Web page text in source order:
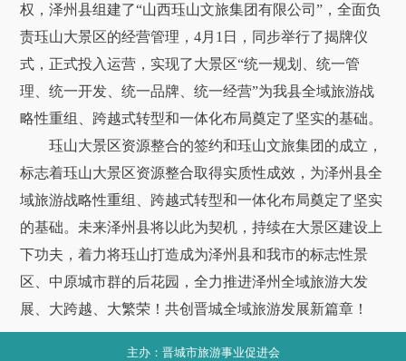
权，泽州县组建了“山西珏山文旅集团有限公司”，全面负
责珏山大景区的经营管理，4月1日，同步举行了揭牌仪
式，正式投入运营，实现了大景区“统一规划、统一管
理、统一开发、统一品牌、统一经营”为我县全域旅游战
略性重组、跨越式转型和一体化布局奠定了坚实的基础。
珏山大景区资源整合的签约和珏山文旅集团的成立，
标志着珏山大景区资源整合取得实质性成效，为泽州县全
域旅游战略性重组、跨越式转型和一体化布局奠定了坚实
的基础。未来泽州县将以此为契机，持续在大景区建设上
下功夫，着力将珏山打造成为泽州县和我市的标志性景
区、中原城市群的后花园，全力推进泽州全域旅游大发
展、大跨越、大繁荣！共创晋城全域旅游发展新篇章！
主办：晋城市旅游事业促进会